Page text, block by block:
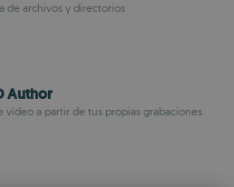
de archivos y directorios
Author
vídeo a partir de tus propias grabaciones